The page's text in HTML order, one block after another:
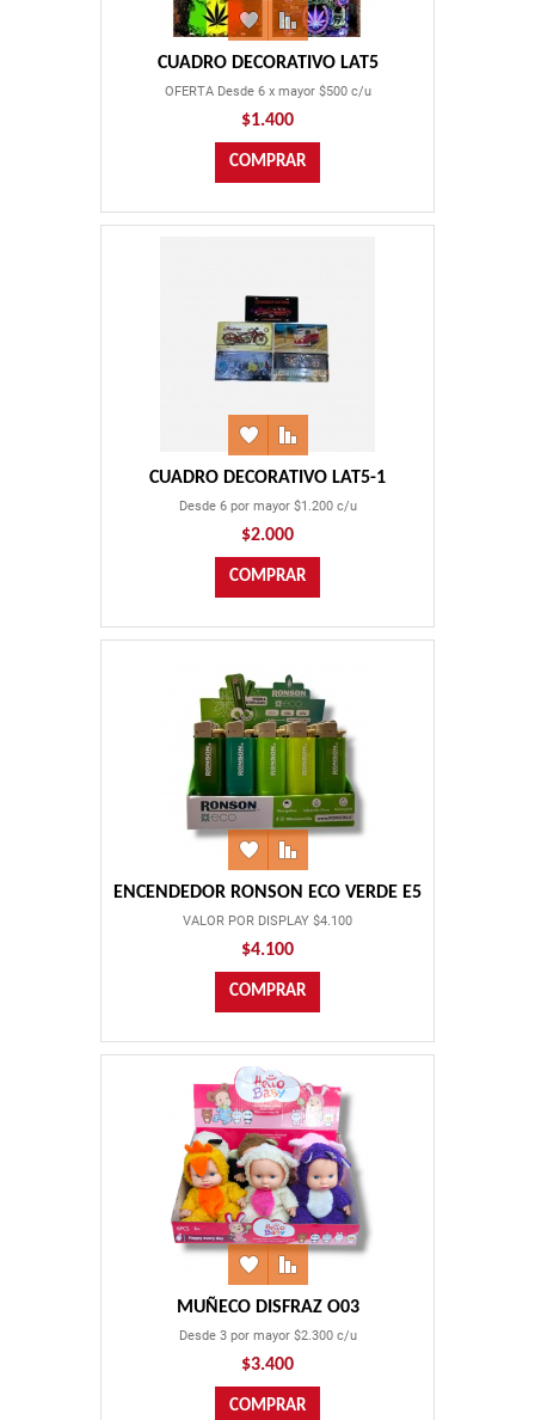
CUADRO DECORATIVO LAT5
OFERTA Desde 6 x mayor $500 c/u
$1.400
CUADRO DECORATIVO LAT5-1
Desde 6 por mayor $1.200 c/u
$2.000
ENCENDEDOR RONSON ECO VERDE E5
VALOR POR DISPLAY $4.100
$4.100
MUÑECO DISFRAZ O03
Desde 3 por mayor $2.300 c/u
$3.400